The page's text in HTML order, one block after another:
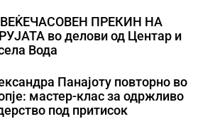
ПРЕКИН НА
во делови од Центар и
Вода
Панајоту повторно во
мастер-клас за одржливо
под притисок